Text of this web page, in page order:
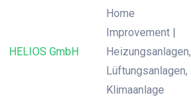
HELIOS GmbH
Home
Improvement |
Heizungsanlagen,
Lüftungsanlagen,
Klimaanlage